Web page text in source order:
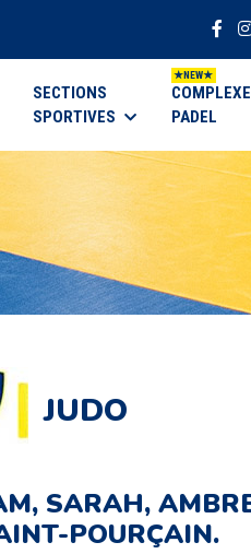
SECTIONS
SPORTIVES
COMPLEXE
PADEL
JUDO
SARAH,
POURÇAIN.